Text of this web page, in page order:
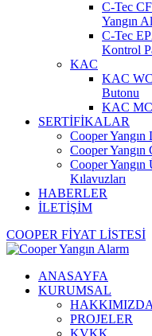
C-Tec
Yangın
C-Tec
Kontrol
KAC
KAC
Butonu
KAC
SERTİFİKALAR
Cooper Yangın
Cooper Yangın
Cooper
Kılavuzları
HABERLER
İLETİŞİM
COOPER FİYAT LİSTESİ
ANASAYFA
KURUMSAL
HAKKIMIZDA
PROJELER
KVKK